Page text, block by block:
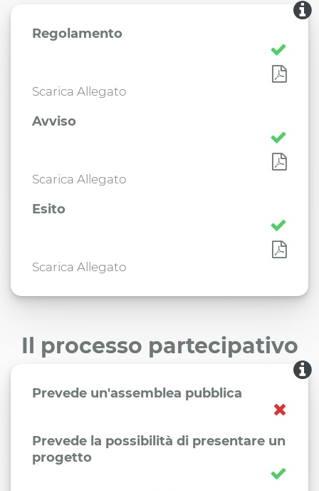
Regolamento
Scarica Allegato
Avviso
Scarica Allegato
Esito
Scarica Allegato
Il processo partecipativo
Prevede un'assemblea pubblica
Prevede la possibilità di presentare un
progetto